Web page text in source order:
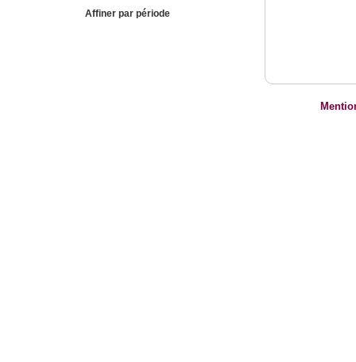
Affiner par période